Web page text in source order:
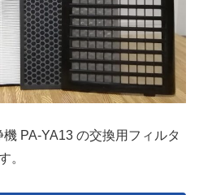
PA-YA13 の交換用フィルタ
。